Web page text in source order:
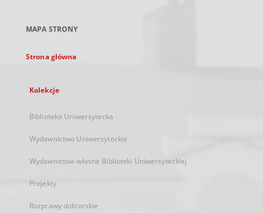
karcie
MAPA STRONY
Strona główna
Kolekcje
Biblioteka Uniwersytecka
Wydawnictwo Uniwersyteckie
Wydawnictwa własne Biblioteki Uniwersyteckiej
Projekty
Rozprawy doktorskie